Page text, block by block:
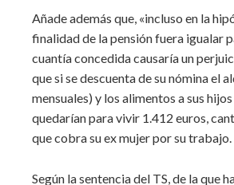
Añade además que, «incluso en la
finalidad de la pensión fuera igualar
cuantía concedida causaría un
que si se descuenta de su nómina el
mensuales) y los alimentos a sus
quedarían para vivir 1.412 euros,
que cobra su ex mujer por su trabajo.
Según la sentencia del TS, de la que